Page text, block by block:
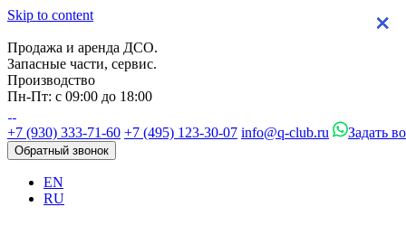
Skip to content
Продажа и аренда ДСО.
Запасные части, сервис.
Производство
Пн-Пт: с 09:00 до 18:00
+7 (930) 333-71-60 +7 (495) 123-30-07 info@q-club.ru Задать
Обратный звонок
EN
RU
×
×
×
×